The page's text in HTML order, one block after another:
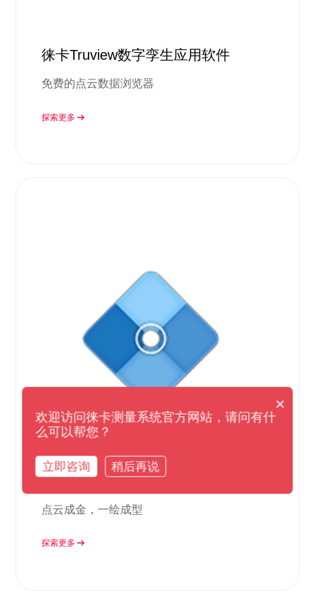
徕卡Truview数字孪生应用软件
免费的点云数据浏览器
探索更多
Pinpoint速模软件
点云成金，一绘成型
探索更多
×
欢迎访问徕卡测量系统官方网站，请问有什
么可以帮您？
立即咨询 稍后再说